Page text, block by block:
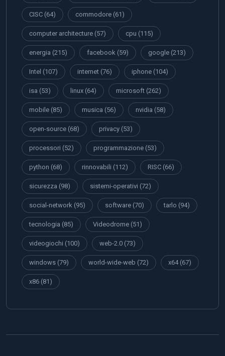
CISC (64) commodore (61)
computer architecture (57) cpu (115)
energia (215) facebook (59) google (213)
Intel (107) internet (76) iphone (104)
isa (53) linux (64) microsoft (262)
mobile (85) musica (56) nvidia (58)
open-source (68) privacy (53)
processori (52) programmazione (53)
python (68) rinnovabili (112) RISC (66)
sicurezza (98) sistemi-operativi (72)
social-network (95) software (70) tarlo (94)
tecnologia (85) Videodrome (51)
videogiochi (100) web-2.0 (73)
windows (79) world-wide-web (72) x64(67)
x86 (81)